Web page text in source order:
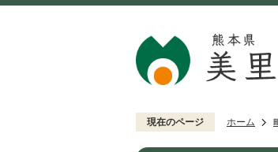
現在のページ ホーム